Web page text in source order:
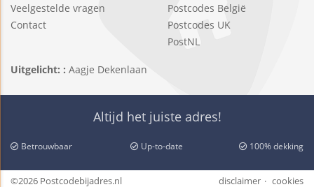
Veelgestelde vragen
Contact
Postcodes België
Postcodes UK
PostNL
Uitgelicht: : Aagje Dekenlaan
Altijd het juiste adres!
Betrouwbaar Up-to-date 100% dekking
©2026 Postcodebijadres.nl disclaimer cookies